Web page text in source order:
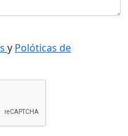
y Polóticas de